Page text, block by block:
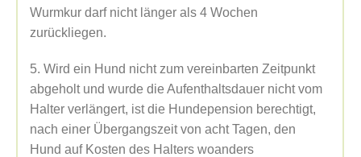
Wurmkur darf nicht länger als 4 Wochen
zurückliegen.
5. Wird ein Hund nicht zum vereinbarten Zeitpunkt
abgeholt und wurde die Aufenthaltsdauer nicht vom
Halter verlängert, ist die Hundepension berechtigt,
nach einer Übergangszeit von acht Tagen, den
Hund auf Kosten des Halters woanders